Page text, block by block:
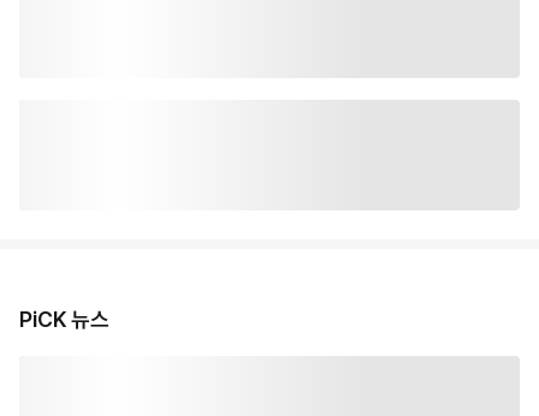
PiCK 뉴스